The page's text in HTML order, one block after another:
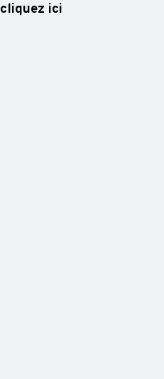
cliquez ici